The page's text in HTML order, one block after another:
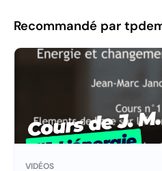
Recommandé par
VIDÉOS